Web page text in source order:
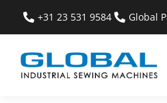
+31 23 531 9584 Global